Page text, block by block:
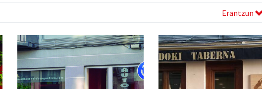
Erantzun